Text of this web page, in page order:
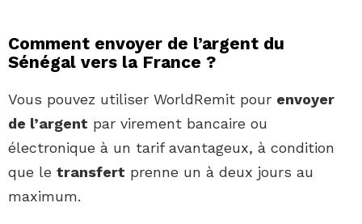
Comment envoyer de l’argent du
Sénégal vers la France ?
Vous pouvez utiliser WorldRemit pour envoyer
de l’argent par virement bancaire ou
électronique à un tarif avantageux, à condition
que le transfert prenne un à deux jours au
maximum.